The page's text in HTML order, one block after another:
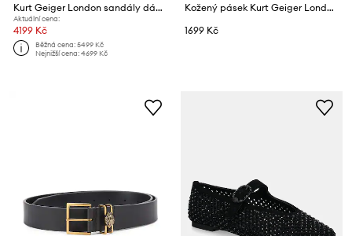
Kurt Geiger London sandály dámské kožené Orson Sandal
Aktuální cena:
4199 Kč
Běžná cena:5499 Kč
Nejnižší cena:4699 Kč
Kožený pásek Kurt Geiger London Kensington
1699 Kč